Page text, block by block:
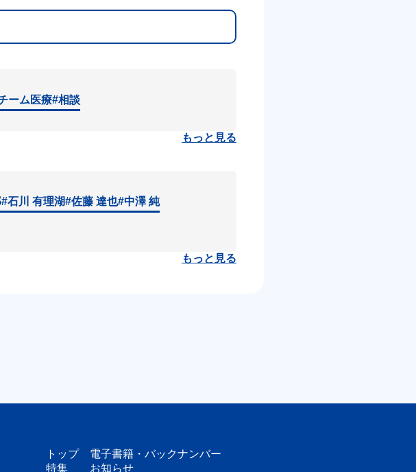
ーム医療#相談
もっと見る
#石川 有理湖#佐藤 達也#中澤 純
もっと見る
トップ
特集
電子書籍・ バックナンバー
お知らせ